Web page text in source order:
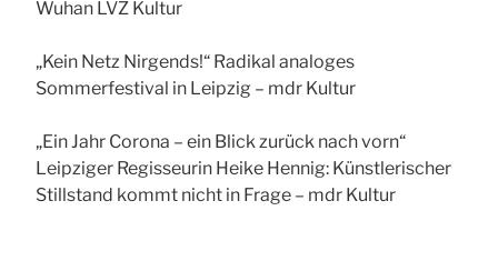
Wuhan LVZ Kultur
„Kein Netz Nirgends!“ Radikal analoges
Sommerfestival in Leipzig – mdr Kultur
„Ein Jahr Corona – ein Blick zurück nach vorn“
Leipziger Regisseurin Heike Hennig: Künstlerischer
Stillstand kommt nicht in Frage – mdr Kultur